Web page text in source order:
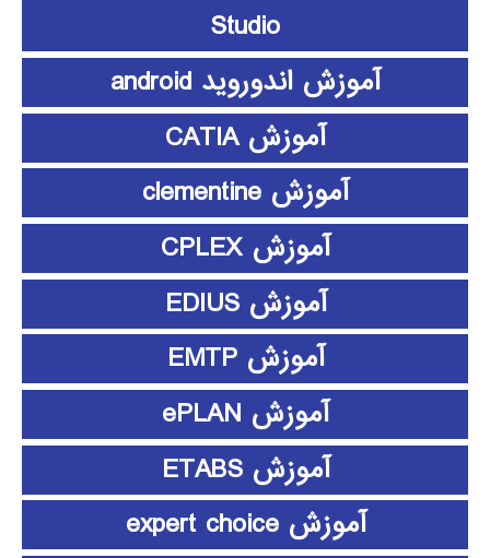
Studio
آموزش اندوروید android
آموزش CATIA
آموزش clementine
آموزش CPLEX
آموزش EDIUS
آموزش EMTP
آموزش ePLAN
آموزش ETABS
آموزش expert choice